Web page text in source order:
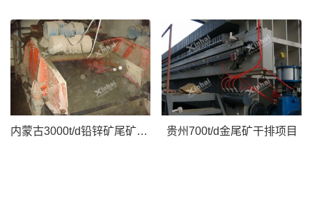
内蒙古3000t/d铅锌矿尾矿干排项目 贵州700t/d金尾矿干排项目